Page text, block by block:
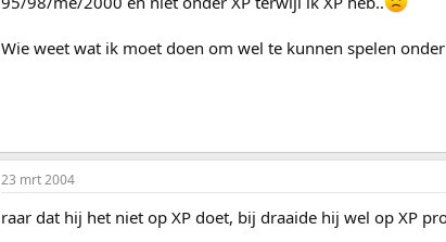
Wie weet wat ik moet doen om wel te kunnen spelen
23 mrt 2004
raar dat hij het niet op XP doet, bij draaide hij wel op XP